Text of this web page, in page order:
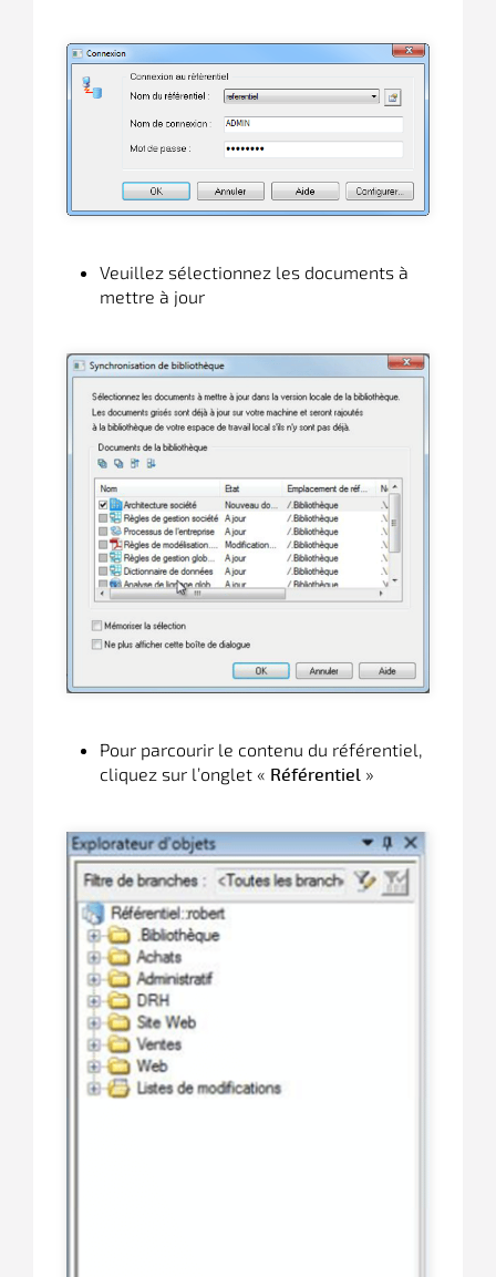
Veuillez sélectionnez les documents à
mettre à jour
Pour parcourir le contenu du référentiel,
cliquez sur l’onglet « Référentiel »